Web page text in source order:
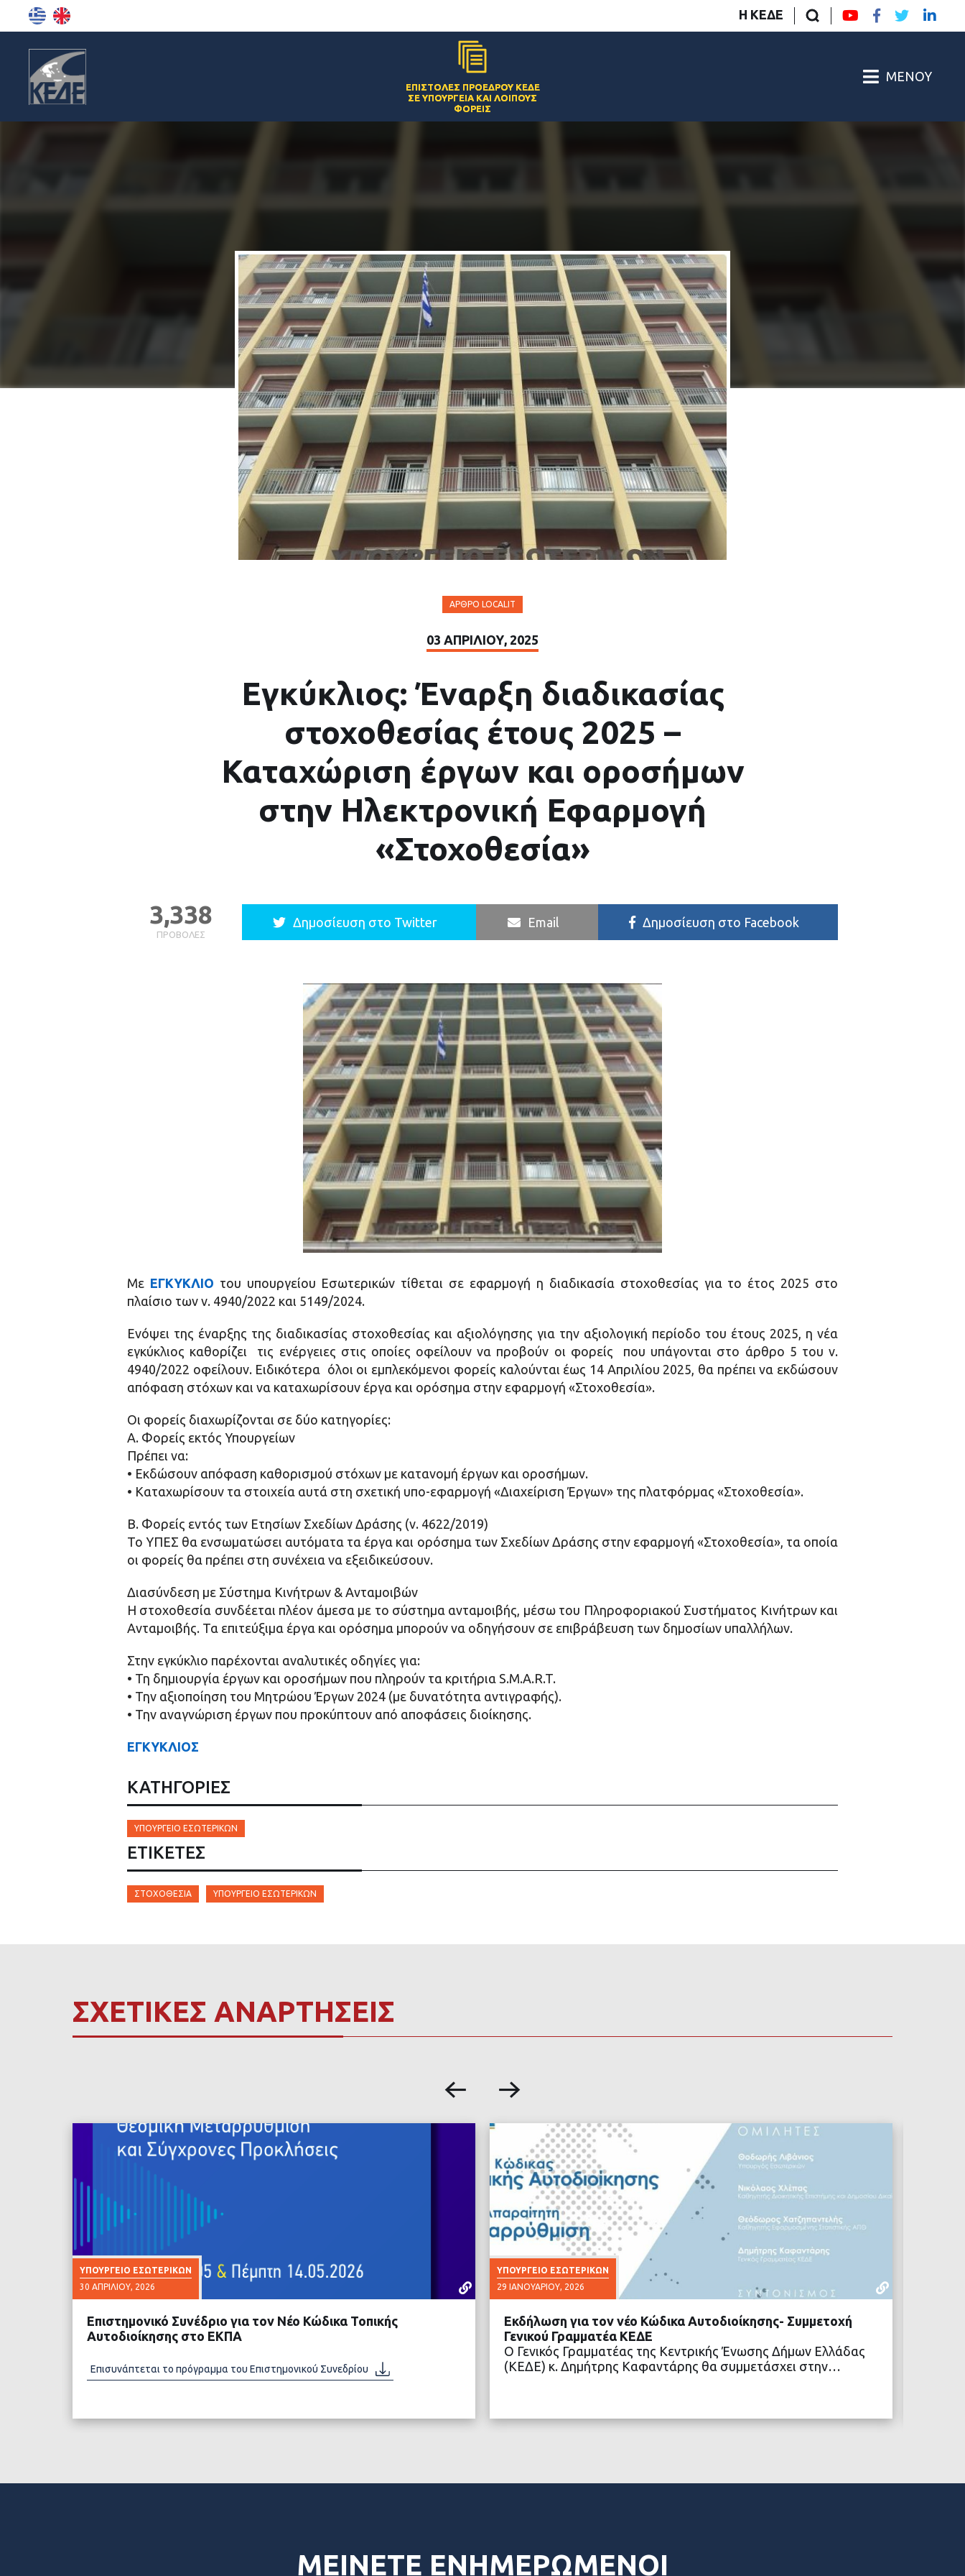
Η ΚΕΔΕ
ΕΠΙΣΤΟΛΈΣ ΠΡΟΈΔΡΟΥ ΚΕΔΕ
ΣΕ ΥΠΟΥΡΓΕΊΑ ΚΑΙ ΛΟΙΠΟΎΣ
ΦΟΡΕΊΣ
ΜΕΝΟΎ
ΆΡΘΡΟ LOCALIT
03 ΑΠΡΙΛΊΟΥ, 2025
Εγκύκλιος: Έναρξη διαδικασίας
στοχοθεσίας έτους 2025 –
Καταχώριση έργων και οροσήμων
στην Ηλεκτρονική Εφαρμογή
«Στοχοθεσία»
ΠΡΟΒΟΛΈΣ
3,338 Δημοσίευση στο Twitter Email Δημοσίευση στο Facebook
Με ΕΓΚΥΚΛΙΟ του υπουργείου Εσωτερικών τίθεται σε εφαρμογή η διαδικασία στοχοθεσίας για το έτος 2025 στο
πλαίσιο των ν. 4940/2022 και 5149/2024.
Ενόψει της έναρξης της διαδικασίας στοχοθεσίας και αξιολόγησης για την αξιολογική περίοδο του έτους 2025, η νέα
εγκύκλιος καθορίζει τις ενέργειες στις οποίες οφείλουν να προβούν οι φορείς που υπάγονται στο άρθρο 5 του ν.
4940/2022 οφείλουν. Ειδικότερα όλοι οι εμπλεκόμενοι φορείς καλούνται έως 14 Απριλίου 2025, θα πρέπει να εκδώσουν
απόφαση στόχων και να καταχωρίσουν έργα και ορόσημα στην εφαρμογή «Στοχοθεσία».
Οι φορείς διαχωρίζονται σε δύο κατηγορίες:
Α. Φορείς εκτός Υπουργείων
Πρέπει να:
• Εκδώσουν απόφαση καθορισμού στόχων με κατανομή έργων και οροσήμων.
• Καταχωρίσουν τα στοιχεία αυτά στη σχετική υπο-εφαρμογή «Διαχείριση Έργων» της πλατφόρμας «Στοχοθεσία».
Β. Φορείς εντός των Ετησίων Σχεδίων Δράσης (ν. 4622/2019)
Το ΥΠΕΣ θα ενσωματώσει αυτόματα τα έργα και ορόσημα των Σχεδίων Δράσης στην εφαρμογή «Στοχοθεσία», τα οποία
οι φορείς θα πρέπει στη συνέχεια να εξειδικεύσουν.
Διασύνδεση με Σύστημα Κινήτρων & Ανταμοιβών
Η στοχοθεσία συνδέεται πλέον άμεσα με το σύστημα ανταμοιβής, μέσω του Πληροφοριακού Συστήματος Κινήτρων και
Ανταμοιβής. Τα επιτεύξιμα έργα και ορόσημα μπορούν να οδηγήσουν σε επιβράβευση των δημοσίων υπαλλήλων.
Στην εγκύκλιο παρέχονται αναλυτικές οδηγίες για:
• Τη δημιουργία έργων και οροσήμων που πληρούν τα κριτήρια S.M.A.R.T.
• Την αξιοποίηση του Μητρώου Έργων 2024 (με δυνατότητα αντιγραφής).
• Την αναγνώριση έργων που προκύπτουν από αποφάσεις διοίκησης.
ΕΓΚΥΚΛΙΟΣ
ΚΑΤΗΓΟΡΙΕΣ
ΥΠΟΥΡΓΕΊΟ ΕΣΩΤΕΡΙΚΏΝ
ΕΤΙΚΈΤΕΣ
ΣΤΟΧΟΘΕΣΊΑ ΎΠΟΥΡΓΕΊΟ ΕΣΩΤΕΡΙΚΏΝ
ΣΧΕΤΙΚΕΣ ΑΝΑΡΤΗΣΕΙΣ
ΥΠΟΥΡΓΕΊΟ ΕΣΩΤΕΡΙΚΏΝ
30 ΑΠΡΙΛΊΟΥ, 2026
Επιστημονικό Συνέδριο για τον Νέο Κώδικα Τοπικής
Αυτοδιοίκησης στο ΕΚΠΑ
Επισυνάπτεται το πρόγραμμα του Επιστημονικού Συνεδρίου
ΥΠΟΥΡΓΕΊΟ ΕΣΩΤΕΡΙΚΏΝ
29 ΙΑΝΟΥΑΡΊΟΥ, 2026
Εκδήλωση για τον νέο Κώδικα Αυτοδιοίκησης- Συμμετοχή
Γενικού Γραμματέα ΚΕΔΕ
Ο Γενικός Γραμματέας της Κεντρικής Ένωσης Δήμων Ελλάδας
(ΚΕΔΕ) κ. Δημήτρης Καφαντάρης θα συμμετάσχει στην…
ΜΕΙΝΕΤΕ ΕΝΗΜΕΡΩΜΕΝΟΙ